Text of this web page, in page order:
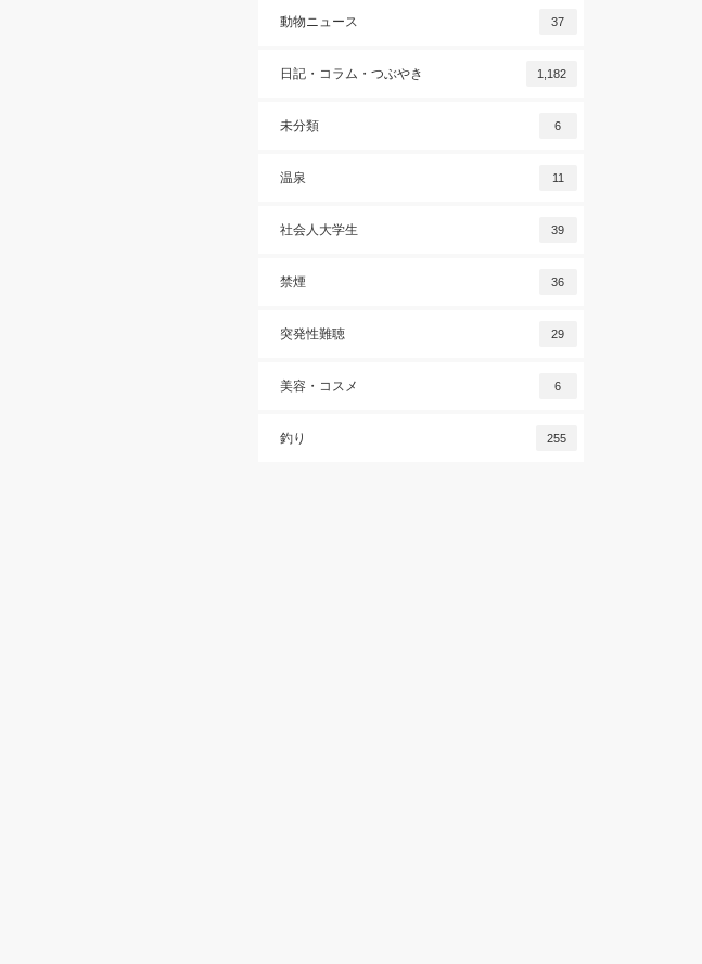
動物ニュース 37
日記・コラム・つぶやき 1,182
未分類 6
温泉 11
社会人大学生 39
禁煙 36
突発性難聴 29
美容・コスメ 6
釣り 255